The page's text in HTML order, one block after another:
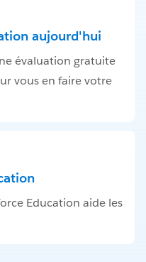
aujourd'hui
évaluation gratuite
vous en faire votre
Education aide les